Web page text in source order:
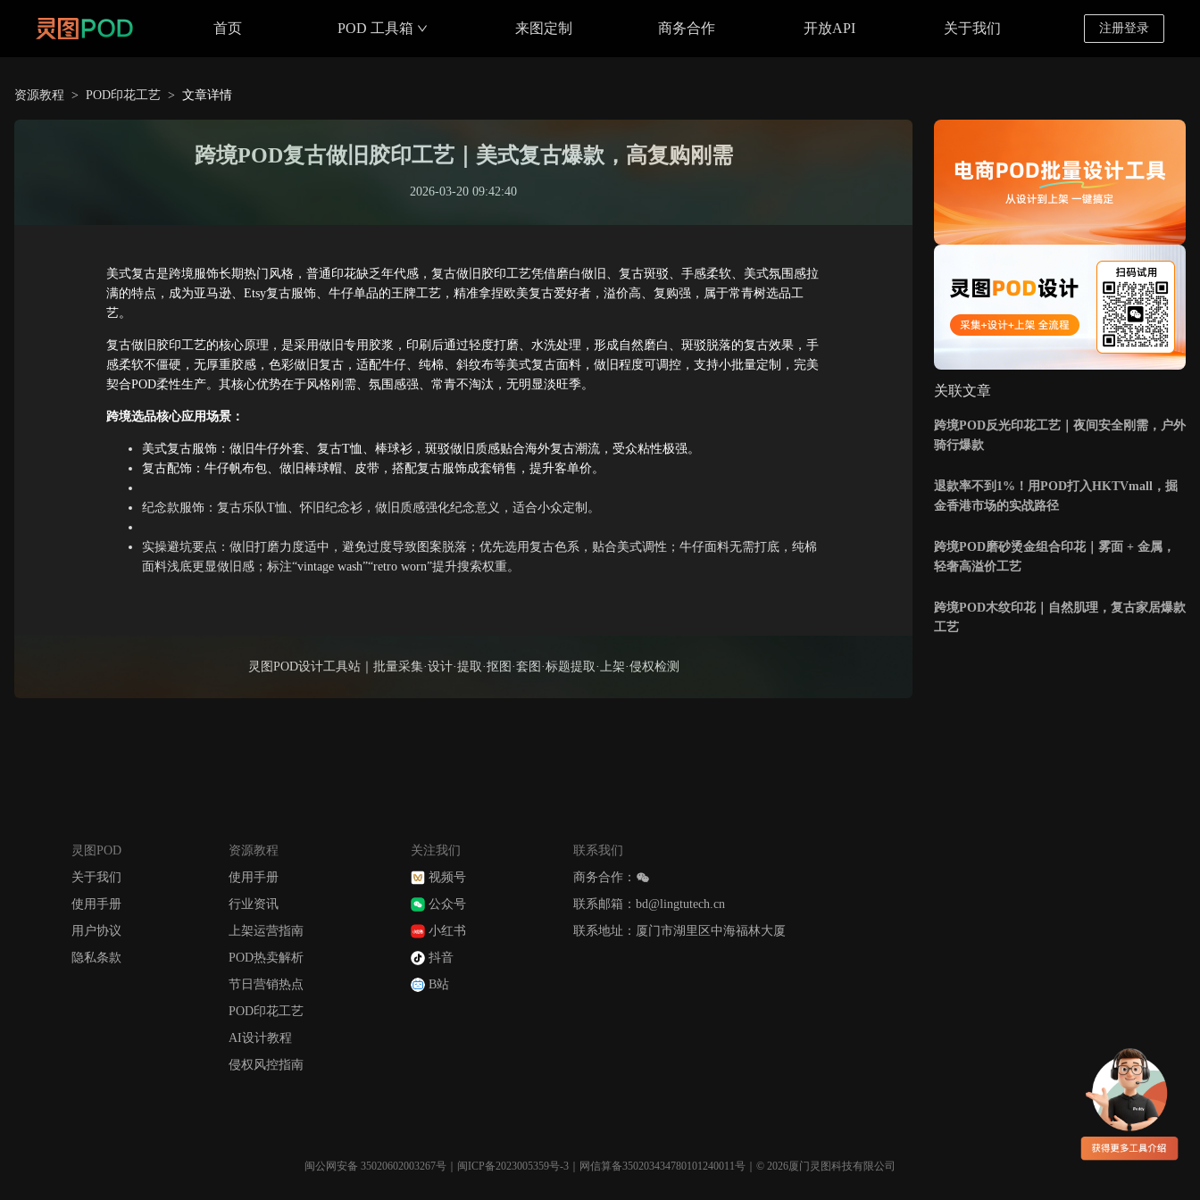
首页 POD 工具箱 来图定制 商务合作 开放API 关于我们 注册登录
资源教程 > POD印花工艺 > 文章详情
跨境POD复古做旧胶印工艺｜美式复古爆款，高复购刚需
2026-03-20 09:42:40
美式复古是跨境服饰长期热门风格，普通印花缺乏年代感，复古做旧胶印工艺凭借磨白做旧、复古斑驳、手感柔软、美式氛围感拉
满的特点，成为亚马逊、Etsy复古服饰、牛仔单品的王牌工艺，精准拿捏欧美复古爱好者，溢价高、复购强，属于常青树选品工
艺。
复古做旧胶印工艺的核心原理，是采用做旧专用胶浆，印刷后通过轻度打磨、水洗处理，形成自然磨白、斑驳脱落的复古效果，手
感柔软不僵硬，无厚重胶感，色彩做旧复古，适配牛仔、纯棉、斜纹布等美式复古面料，做旧程度可调控，支持小批量定制，完美
契合POD柔性生产。其核心优势在于风格刚需、氛围感强、常青不淘汰，无明显淡旺季。
跨境选品核心应用场景：
美式复古服饰：做旧牛仔外套、复古T恤、棒球衫，斑驳做旧质感贴合海外复古潮流，受众粘性极强。
复古配饰：牛仔帆布包、做旧棒球帽、皮带，搭配复古服饰成套销售，提升客单价。
纪念款服饰：复古乐队T恤、怀旧纪念衫，做旧质感强化纪念意义，适合小众定制。
实操避坑要点：做旧打磨力度适中，避免过度导致图案脱落；优先选用复古色系，贴合美式调性；牛仔面料无需打底，纯棉
面料浅底更显做旧感；标注“vintage wash”“retro worn”提升搜索权重。
灵图POD设计工具站｜批量采集·设计·提取·抠图·套图·标题提取·上架·侵权检测
关联文章
跨境POD反光印花工艺｜夜间安全刚需，户外
骑行爆款
退款率不到1%！用POD打入HKTVmall，掘
金香港市场的实战路径
跨境POD磨砂烫金组合印花｜雾面 + 金属，
轻奢高溢价工艺
跨境POD木纹印花｜自然肌理，复古家居爆款
工艺
灵图POD
关于我们
使用手册
用户协议
隐私条款
资源教程
使用手册
行业资讯
上架运营指南
POD热卖解析
节日营销热点
POD印花工艺
AI设计教程
侵权风控指南
关注我们
视频号
公众号
小红书
抖音
B站
联系我们
商务合作：
联系邮箱：bd@lingtutech.cn
联系地址：厦门市湖里区中海福林大厦
闽公网安备 35020602003267号 闽ICP备2023005359号-3 ｜网信算备350203434780101240011号｜© 2026厦门灵图科技有限公司